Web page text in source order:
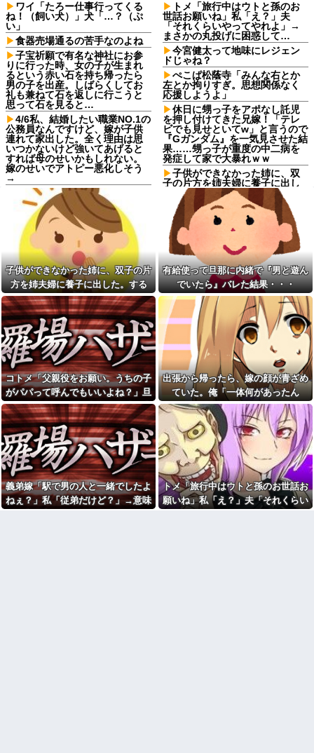
ワイ「たろー仕事行ってくる
ね！（飼い犬）」犬「…？（ぷ
い」
食器売場通るの苦手なのよね
子宝祈願で有名な神社にお参
りに行った時、女の子が生まれ
るという赤い石を持ち帰ったら
男の子を出産。しばらくしてお
礼も兼ねて石を返しに行こうと
思って石を見ると…
4/6私、結婚したい職業NO.1の
公務員なんですけど、嫁が子供
連れて家出した。全く理由は思
いつかないけど強いてあげると
すれば母のせいかもしれない。
嫁のせいでアトピー悪化しそう
→
【卑怯な女】 いつも弱そうな
相手をイビる同期S「おい、聞け
よコラ！」地味な私「あ？相手
選んでデカい事言ってんじゃね
えよ」S「え…」→予想外の反...
シャウエッセン公式、またこ
ういうのでいい丼をポスト
ダイアンのじゃない方がユー
スケさんになってしまっている
という事実←これ
【画像】令和最新版の剛力彩
芽、ワイらにブッ刺さりまくり
と話題にw w w w w w w w w w
w w w
【動画】手術中に熊本地震直
撃やばすぎる
【衝撃】若い女の子からする
「甘い匂い」の正体、まさか分
からないDTなんておらんよな？
よな？w w w w w w w w w w w
休日に甥っ子をアポなし託児
を押し付けてきた兄嫁！「テレ
ビでも見せといてw」と言うので
『Gガンダム』を一気見させた結
果……甥っ子が重度の中二病...
私「妊娠しました」義兄嫁
「その子は私が育てる！」→義
妹の子を育ててきた私にまさか
の要求をしてきて…
トメ「旅行中はウトと孫のお
世話お願いね」私「え？」夫
「それくらいやってやれよ」→
まさかの丸投げに困惑して…
今宮健太って地味にレジェン
ドじゃね？
ぺこぱ松蔭寺「みんな右とか
左とか拘りすぎ。思想関係なく
応援しようよ」
休日に甥っ子をアポなし託児
を押し付けてきた兄嫁！「テレ
ビでも見せといてw」と言うので
『Gガンダム』を一気見させた結
果……甥っ子が重度の中二病を
発症して家で大暴れｗｗ
子供ができなかった姉に、双
子の片方を姉夫婦に養子に出し
た。すると、養子に出した子が
すごく礼儀正しくてビックリ
人気YouTuberさん、動画内で
最悪の秘密がバレて終わ
る・・・他
【朗報】本田望結、久しぶり
にセクシー投稿！やっぱりお胸
がでかかった！
【訃報】名探偵コナン声優が
死去 → 今トンデモナイことにな
ってる・・・
生活保護の相談に行ったら、
愛猫を手放さないと無理と言わ
れた。子どものような存在だか
ら手放すのは絶対に考えられな
い・・・
【悔しい】トメ「嫁子のお父
さんそんなに頑張ってるのにボ
ーナスが減ったり大変ねぇ」私
の自慢の父をバカにし始めた→
【結婚式当日に】義妹の不倫
を暴露した私。でも旦那が援助
したいと言い出して…ｗｗｗ
彼の母親と初めて食事した時
に彼母が「私ちゃんは結婚した
ら仕事辞める予定なんですって
ね」と言ってきた
「今思えばなんであんなに夢
中になったんやろ…」と思うコ
子供ができなかった姉に、双子の片
方を姉夫婦に養子に出した。する
と、養子に出した子がすごく礼儀正
しくてビックリ
有給使って旦那に内緒で『男と遊ん
でいたら』バレた結果・・・
コトメ「父親役をお願い。うちの子
がパパって呼んでもいいよね？」旦
那「それは無理」→断った途端に大
騒ぎになり…
出張から帰ったら、嫁の顔が青ざめ
ていた。俺「一体何があったん
だ？」嫁「…」→子供たちに話を聞
くと…
義弟嫁「駅で男の人と一緒でしたよ
ねぇ？」私「従弟だけど？」→意味
トメ「旅行中はウトと孫のお世話お
願いね」私「え？」夫「それくらい